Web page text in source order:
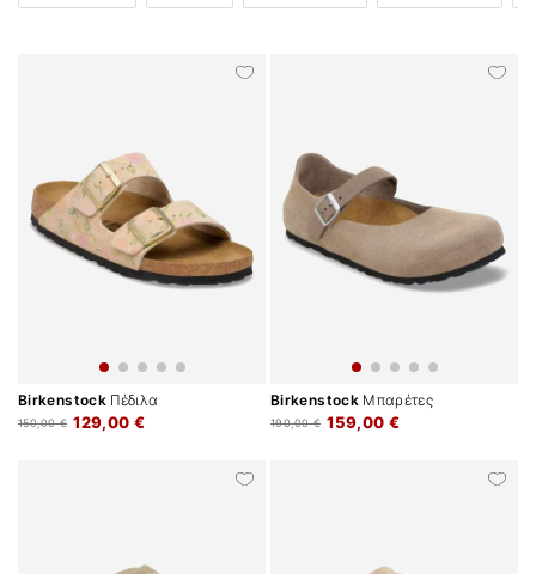
BirkenstockΠέδιλα
129,00 €
150,00 €
BirkenstockΜπαρέτες
159,00 €
190,00 €